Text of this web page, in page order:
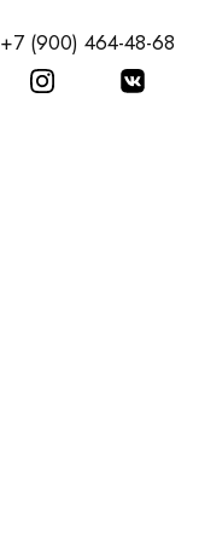
+7 (900) 464-48-68